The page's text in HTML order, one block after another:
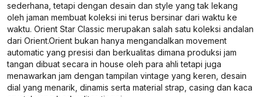
sederhana, tetapi dengan desain dan style yang tak lekang
oleh jaman membuat koleksi ini terus bersinar dari waktu ke
waktu. Orient Star Classic merupakan salah satu koleksi andalan
dari Orient.Orient bukan hanya mengandalkan movement
automatic yang presisi dan berkualitas dimana produksi jam
tangan dibuat secara in house oleh para ahli tetapi juga
menawarkan jam dengan tampilan vintage yang keren, desain
dial yang menarik, dinamis serta material strap, casing dan kaca